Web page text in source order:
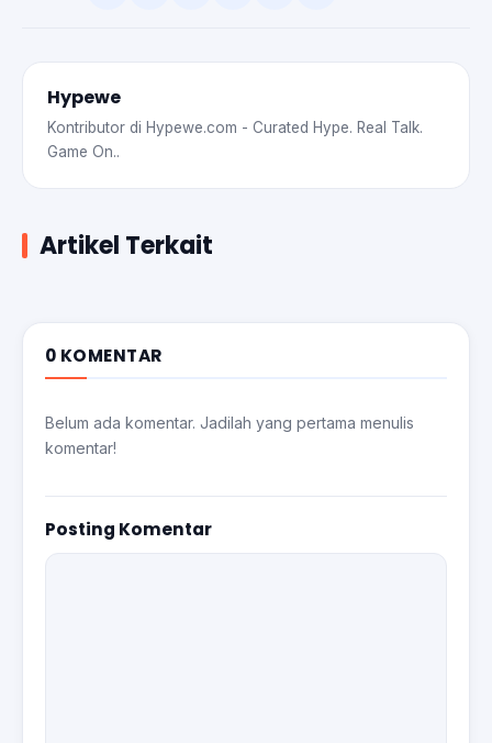
Hypewe
Kontributor di Hypewe.com - Curated Hype. Real Talk.
Game On..
Artikel Terkait
0 KOMENTAR
Belum ada komentar. Jadilah yang pertama menulis
komentar!
Posting Komentar